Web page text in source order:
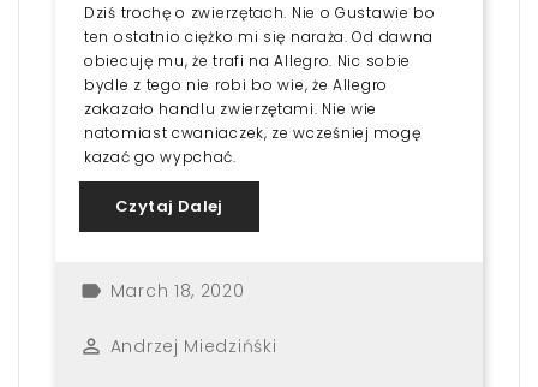
Dziś trochę o zwierzętach. Nie o Gustawie bo
ten ostatnio ciężko mi się naraża. Od dawna
obiecuję mu, że trafi na Allegro. Nic sobie
bydle z tego nie robi bo wie, że Allegro
zakazało handlu zwierzętami. Nie wie
natomiast cwaniaczek, ze wcześniej mogę
kazać go wypchać.
Czytaj Dalej
label March 18, 2020
perm_identity Andrzej Miedzińśki